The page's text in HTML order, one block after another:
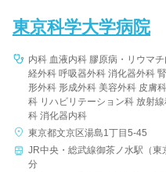
病名 / 診療科目
病院名
東京科学大学病院
内科 血液内科 膠原病・リウマ
経外科 呼吸器外科 消化器外科
形外科 形成外科 美容外科 皮膚
科 リハビリテーション科 放射
科 消化器内科
東京都文京区湯島1丁目5-45
JR中央・総武線御茶ノ水駅（
分